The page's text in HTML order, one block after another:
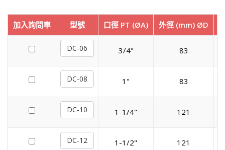
加入詢問車 型號 口徑 PT (ØA) 外徑 (mm) ØD
DC-06 3/4" 83
DC-08 1" 83
DC-10 1-1/4" 121
DC-12 1-1/2" 121